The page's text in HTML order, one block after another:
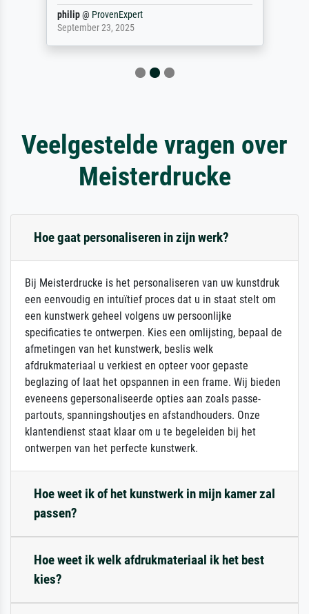
philip@ ProvenExpert
September 23, 2025
Veelgestelde vragen over
Meisterdrucke
Hoe gaat personaliseren in zijn werk?
Bij Meisterdrucke is het personaliseren van uw kunstdruk
een eenvoudig en intuïtief proces dat u in staat stelt om
een kunstwerk geheel volgens uw persoonlijke
specificaties te ontwerpen. Kies een omlijsting, bepaal de
afmetingen van het kunstwerk, beslis welk
afdrukmateriaal u verkiest en opteer voor gepaste
beglazing of laat het opspannen in een frame. Wij bieden
eveneens gepersonaliseerde opties aan zoals passe-
partouts, spanningshoutjes en afstandhouders. Onze
klantendienst staat klaar om u te begeleiden bij het
ontwerpen van het perfecte kunstwerk.
Hoe weet ik of het kunstwerk in mijn kamer zal
passen?
Hoe weet ik welk afdrukmateriaal ik het best
kies?